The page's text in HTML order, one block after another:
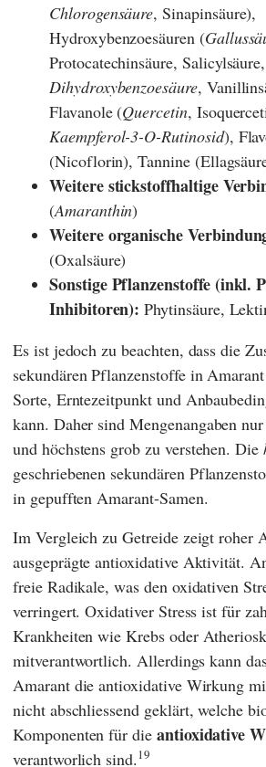
Chlorogensäure, Sinapinsäure),
Hydroxybenzoesäuren (
Protocatechinsäure, Salicylsäure,
Dihydroxybenzoesäure,
Flavanole (Quercetin,
Kaempferol-3-O-Rutinosid),
(Nicoflorin), Tannine
Weitere stickstoffhaltige
(Amaranthin)
Weitere organische
(Oxalsäure)
Sonstige Pflanzenstoffe (inkl.
Inhibitoren):Phytinsäure,
Es ist jedoch zu beachten, dass die
sekundären Pflanzenstoffe in
Sorte, Erntezeitpunkt und
kann. Daher sind Mengenangaben
und höchstens grob zu verstehen. Die
geschriebenen sekundären
in gepufften Amarant-Samen.
Im Vergleich zu Getreide zeigt roher
ausgeprägte antioxidative Aktivität.
freie Radikale, was den oxidativen
verringert. Oxidativer Stress ist für
Krankheiten wie Krebs oder
mitverantwortlich. Allerdings kann
Amarant die antioxidative Wirkung
nicht abschliessend geklärt, welche
Komponenten für die antioxidative
verantworlich sind.19